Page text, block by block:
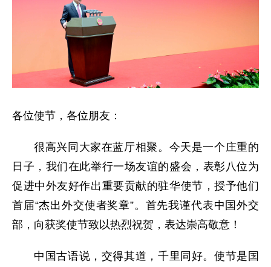
各位使节，各位朋友：
很高兴同大家在蓝厅相聚。今天是一个庄重的
日子，我们在此举行一场友谊的盛会，表彰八位为
促进中外友好作出重要贡献的驻华使节，授予他们
首届“杰出外交使者奖章”。首先我谨代表中国外交
部，向获奖使节致以热烈祝贺，表达崇高敬意！
中国古语说，交得其道，千里同好。使节是国